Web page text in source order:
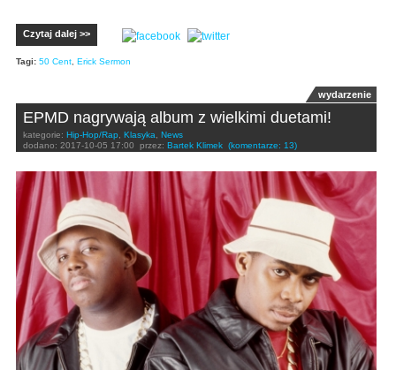
Czytaj dalej >>
Tagi: 50 Cent, Erick Sermon
wydarzenie
EPMD nagrywają album z wielkimi duetami!
kategorie: Hip-Hop/Rap, Klasyka, News
dodano: 2017-10-05 17:00 przez: Bartek Klimek (komentarze: 13)